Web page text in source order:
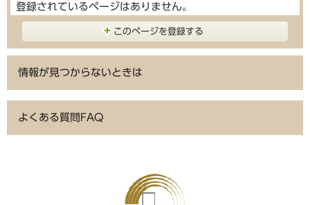
登録されているページはありません。
このページを登録する
情報が見つからないときは
よくある質問FAQ